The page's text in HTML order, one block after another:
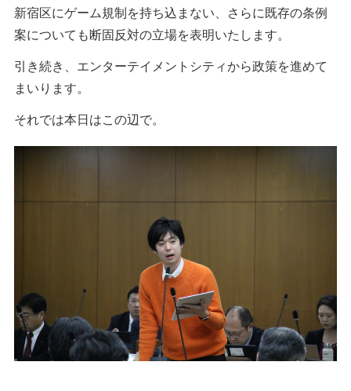
新宿区にゲーム規制を持ち込まない、さらに既存の条例
案についても断固反対の立場を表明いたします。
引き続き、エンターテイメントシティから政策を進めて
まいります。
それでは本日はこの辺で。